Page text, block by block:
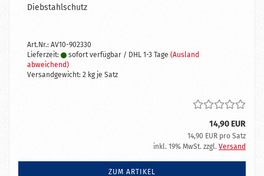
Diebstahlschutz
Art.Nr.: AV10-902330
Lieferzeit:
sofort verfügbar / DHL 1-3 Tage (Ausland
abweichend)
Versandgewicht: 2 kg je Satz
14,90 EUR
14,90 EUR pro Satz
inkl. 19% MwSt. zzgl. Versand
ZUM ARTIKEL